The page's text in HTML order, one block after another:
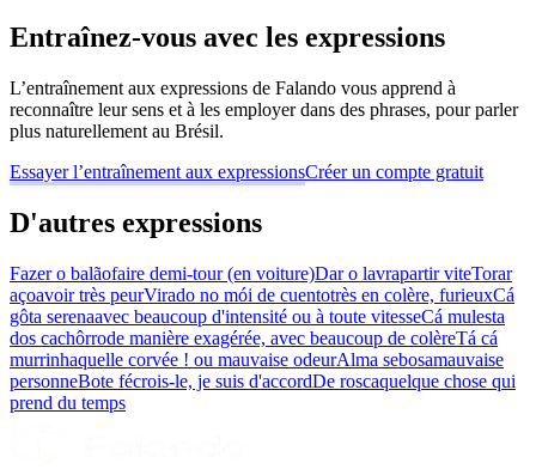
Entraînez-vous avec les expressions
L’entraînement aux expressions de Falando vous apprend à
reconnaître leur sens et à les employer dans des phrases, pour parler
plus naturellement au Brésil.
Essayer l’entraînement aux expressionsCréer un compte gratuit
D'autres expressions
Fazer o balãofaire demi-tour (en voiture)Dar o lavrapartir viteTorar
açoavoir très peurVirado no mói de cuentotrès en colère, furieuxCá
gôta serenaavec beaucoup d'intensité ou à toute vitesseCá mulesta
dos cachôrrode manière exagérée, avec beaucoup de colèreTá cá
murrinhaquelle corvée ! ou mauvaise odeurAlma sebosamauvaise
personneBote fécrois-le, je suis d'accordDe roscaquelque chose qui
prend du temps